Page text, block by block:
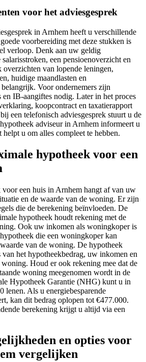
voor het adviesgesprek
in Arnhem heeft u verschillende
voorbereiding met deze stukken is
verloop. Denk aan uw geldig
een pensioenoverzicht en
overzichten van lopende leningen,
huidige maandlasten en
Voor ondernemers zijn
en IB-aangiftes nodig. Later in het proces
koopcontract en taxatierapport
een telefonisch adviesgesprek stuurt u de
adviseur in Arnhem informeert u
u om alles compleet te hebben.
hypotheek voor een
een huis in Arnhem hangt af van uw
en de waarde van de woning. Er zijn
die de berekening beïnvloeden. De
hypotheek houdt rekening met de
Ook uw inkomen als woningkoper is
die een woningkoper kan
van de woning. De hypotheek
het hypotheekbedrag, uw inkomen en
Houd er ook rekening mee dat de
woning meegenomen wordt in de
Hypotheek Garantie (NHG) kunt u in
lenen. Als u energiebesparende
kan dit bedrag oplopen tot €477.000.
berekening krijgt u altijd via een
en opties voor
vergelijken